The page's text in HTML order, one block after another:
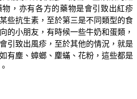
，亦有各方的藥物是會引致出紅疹
些抗生素，至於第三是不同類型的食
的小朋友，有時候一些牛奶和蛋類，
引致出風疹，至於其他的情況，就是
有塵、蟑螂、麈蟎、花粉，這些都是